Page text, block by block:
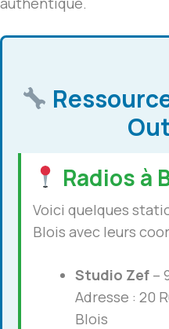
Radios à
Voici quelques
Blois avec leurs
Studio Zef –
Adresse : 20
Blois